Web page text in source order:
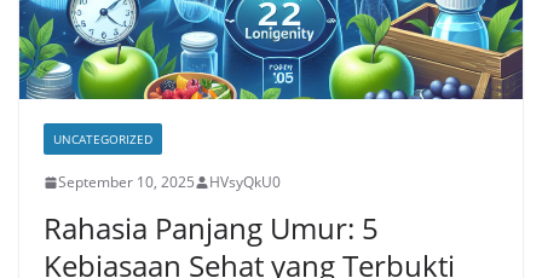
UNCATEGORIZED
September 10, 2025 HVsyQkU0
Rahasia Panjang Umur: 5
Kebiasaan Sehat yang Terbukti